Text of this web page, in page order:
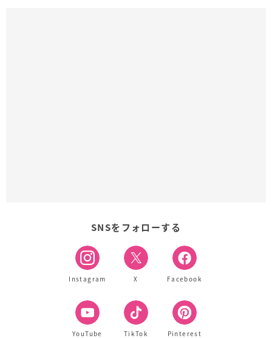
SNSをフォローする
Instagram X Facebook
YouTube TikTok Pinterest